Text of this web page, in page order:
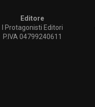
Editore
I Protagonisti Editori
P.IVA 04799240611